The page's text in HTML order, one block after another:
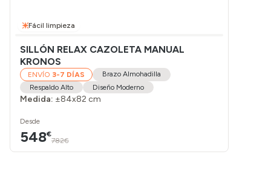
Fácil limpieza
SILLÓN RELAX CAZOLETA MANUAL
KRONOS
ENVÍO 3-7 DÍAS
Brazo Almohadilla
Respaldo Alto
Diseño Moderno
Medida: ±84x82 cm
Desde
548€
782€